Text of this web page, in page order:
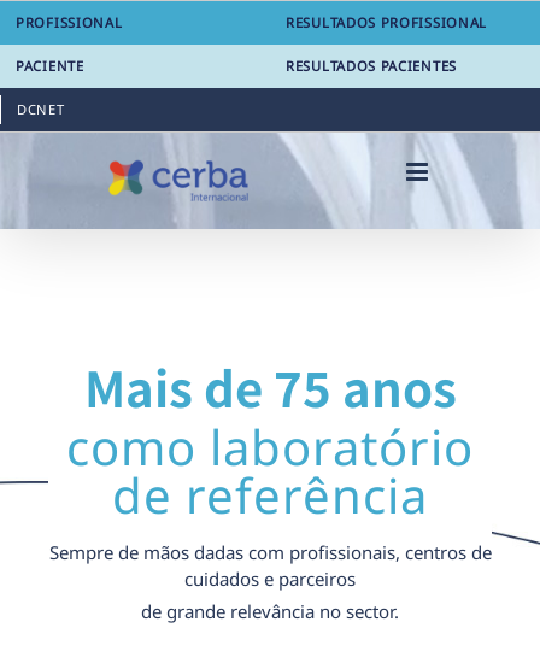
Skip
content
PROFISSIONAL RESULTADOS PROFISSIONAL
PACIENTE RESULTADOS PACIENTES
DCNET
Mais de 75 anos
como laboratório
de referência
Sempre de mãos dadas com profissionais, centros de
cuidados e parceiros
de grande relevância no sector.